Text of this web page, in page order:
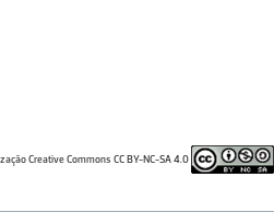
Creative Commons CC BY-NC-SA 4.0